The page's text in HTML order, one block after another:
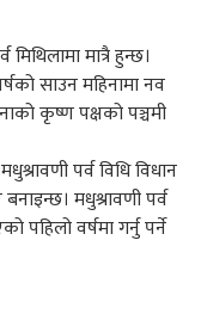
मात्रै हुन्छ।
साउन महिनामा नव
कृष्ण पक्षको पञ्चमी
पर्व विधि विधान
बनाइन्छ। मधुश्रावणी पर्व
पहिलो वर्षमा गर्नु पर्ने